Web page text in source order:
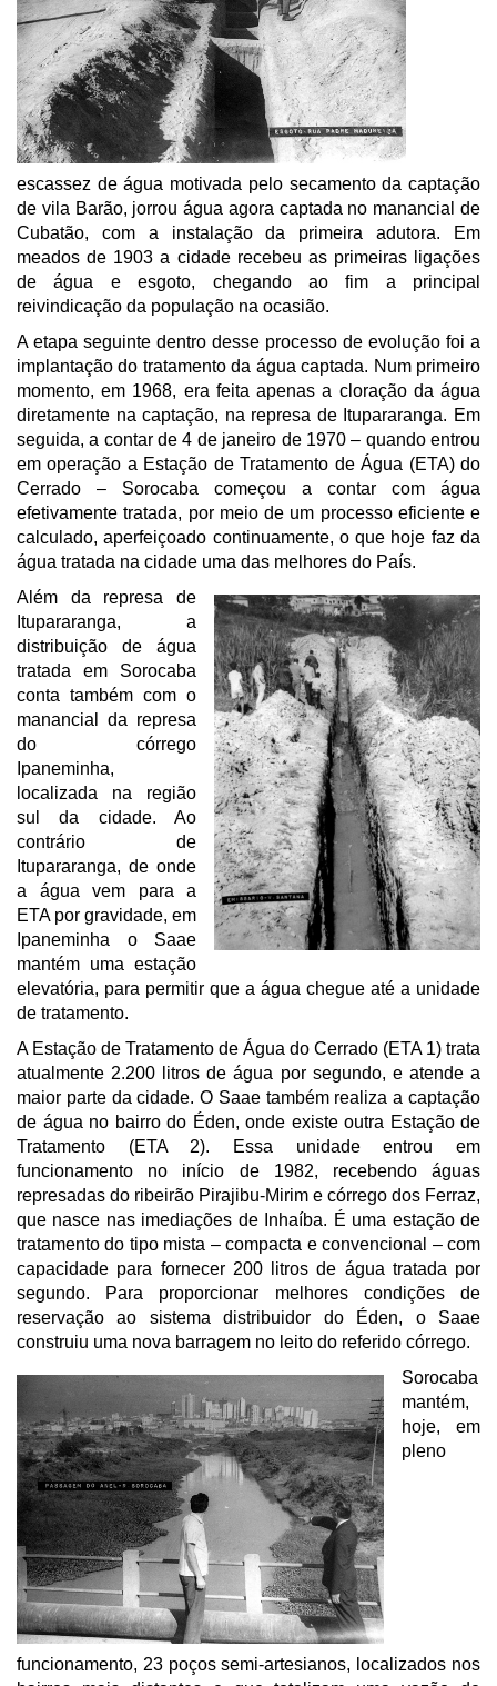
escassez de água motivada pelo secamento da captação
de vila Barão, jorrou água agora captada no manancial de
Cubatão, com a instalação da primeira adutora. Em
meados de 1903 a cidade recebeu as primeiras ligações
de água e esgoto, chegando ao fim a principal
reivindicação da população na ocasião.
A etapa seguinte dentro desse processo de evolução foi a
implantação do tratamento da água captada. Num primeiro
momento, em 1968, era feita apenas a cloração da água
diretamente na captação, na represa de Itupararanga. Em
seguida, a contar de 4 de janeiro de 1970 – quando entrou
em operação a Estação de Tratamento de Água (ETA) do
Cerrado – Sorocaba começou a contar com água
efetivamente tratada, por meio de um processo eficiente e
calculado, aperfeiçoado continuamente, o que hoje faz da
água tratada na cidade uma das melhores do País.
Além da represa de
Itupararanga, a
distribuição de água
tratada em Sorocaba
conta também com o
manancial da represa
do córrego
Ipaneminha,
localizada na região
sul da cidade. Ao
contrário de
Itupararanga, de onde
a água vem para a
ETA por gravidade, em
Ipaneminha o Saae
mantém uma estação
elevatória, para permitir que a água chegue até a unidade
de tratamento.
A Estação de Tratamento de Água do Cerrado (ETA 1) trata
atualmente 2.200 litros de água por segundo, e atende a
maior parte da cidade. O Saae também realiza a captação
de água no bairro do Éden, onde existe outra Estação de
Tratamento (ETA 2). Essa unidade entrou em
funcionamento no início de 1982, recebendo águas
represadas do ribeirão Pirajibu-Mirim e córrego dos Ferraz,
que nasce nas imediações de Inhaíba. É uma estação de
tratamento do tipo mista – compacta e convencional – com
capacidade para fornecer 200 litros de água tratada por
segundo. Para proporcionar melhores condições de
reservação ao sistema distribuidor do Éden, o Saae
construiu uma nova barragem no leito do referido córrego.
Sorocaba
mantém,
hoje, em
pleno
funcionamento, 23 poços semi-artesianos, localizados nos